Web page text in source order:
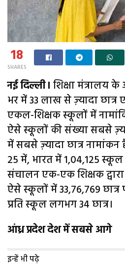
18
SHARES
नई दिल्ली। शिक्षा मंत्रालय
भर में 33 लाख से ज़्यादा
एकल-शिक्षक स्कूलों में
ऐसे स्कूलों की संख्या सबसे
में सबसे ज़्यादा छात्र नामांकन
25 में, भारत में 1,04,125
संचालन एक-एक शिक्षक
ऐसे स्कूलों में 33,76,769
प्रति स्कूल लगभग 34 छात्र।
आंध्र प्रदेश देश में सबसे आगे
इन्हें भी पढ़े